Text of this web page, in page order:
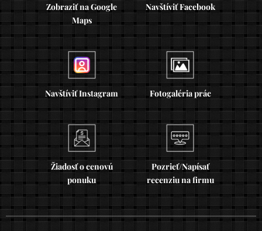
Zobraziť na Google
Maps
Navštíviť Facebook
Navštíviť Instagram Fotogaléria prác
Žiadosť o cenovú
ponuku
Pozrieť/Napísať
recenziu na firmu